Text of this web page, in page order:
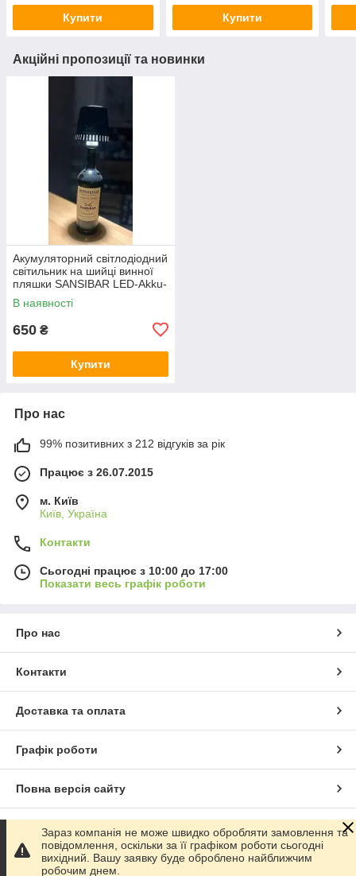
Купити Купити
Акційні пропозиції та новинки
Акумуляторний світлодіодний
світильник на шийці винної
пляшки SANSIBAR LED-Akku-
Flaschenleuchte
В наявності
650 ₴
Купити
Про нас
99% позитивних з 212 відгуків за рік
Працює з 26.07.2015
м. Київ
Київ, Україна
Контакти
Сьогодні працює з 10:00 до 17:00
Показати весь графік роботи
Про нас
Контакти
Доставка та оплата
Графік роботи
Повна версія сайту
Сайт створено на маркетплейсі Prom.ua
Політика конфіденційності
Зараз компанія не може швидко обробляти замовлення та
повідомлення, оскільки за її графіком роботи сьогодні
вихідний. Вашу заявку буде оброблено найближчим
робочим днем.